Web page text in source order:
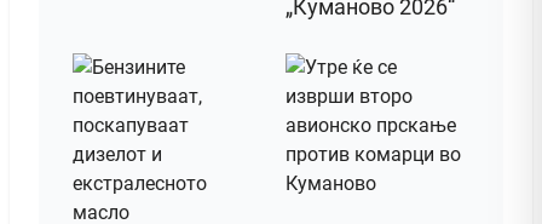
„Куманово 2026“